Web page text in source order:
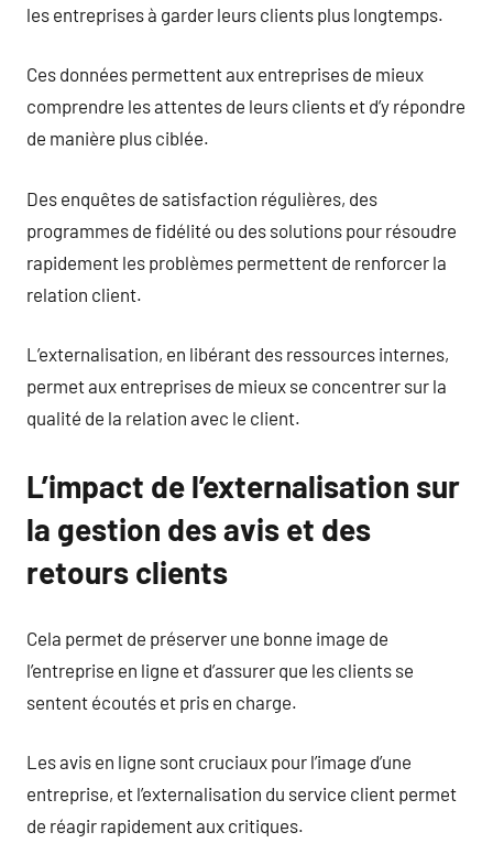
les entreprises à garder leurs clients plus longtemps.
Ces données permettent aux entreprises de mieux
comprendre les attentes de leurs clients et d’y répondre
de manière plus ciblée.
Des enquêtes de satisfaction régulières, des
programmes de fidélité ou des solutions pour résoudre
rapidement les problèmes permettent de renforcer la
relation client.
L’externalisation, en libérant des ressources internes,
permet aux entreprises de mieux se concentrer sur la
qualité de la relation avec le client.
L’impact de l’externalisation sur
la gestion des avis et des
retours clients
Cela permet de préserver une bonne image de
l’entreprise en ligne et d’assurer que les clients se
sentent écoutés et pris en charge.
Les avis en ligne sont cruciaux pour l’image d’une
entreprise, et l’externalisation du service client permet
de réagir rapidement aux critiques.